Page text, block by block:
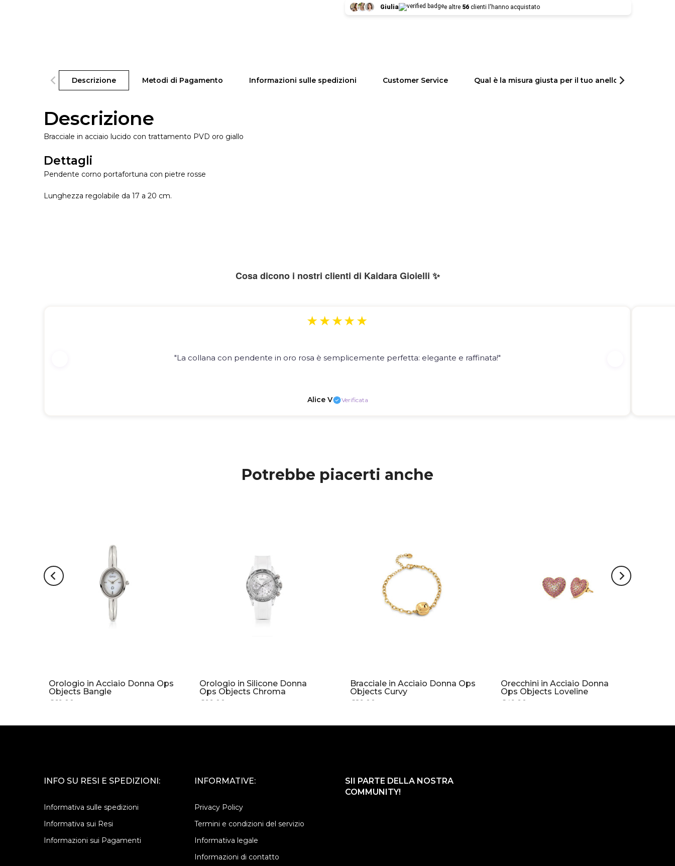
Giulia e altre 56 clienti l'hanno acquistato
Descrizione Metodi di Pagamento Informazioni sulle spedizioni Customer Service Qual è la misura giusta per il tuo anello?
Descrizione
Bracciale in acciaio lucido con trattamento PVD oro giallo
Dettagli
Pendente corno portafortuna con pietre rosse
Lunghezza regolabile da 17 a 20 cm.
Cosa dicono i nostri clienti di Kaidara Gioielli ✨
★★★★★
"La collana con pendente in oro rosa è semplicemente perfetta: elegante e raffinata!"
Alice V Verificata
Potrebbe piacerti anche
Orologio in Acciaio Donna Ops
Objects Bangle
€69.00
Orologio in Silicone Donna
Ops Objects Chroma
€99.00
Bracciale in Acciaio Donna Ops
Objects Curvy
€29.00
Orecchini in Acciaio Donna
Ops Objects Loveline
€49.00
INFO SU RESI E SPEDIZIONI:
Informativa sulle spedizioni
Informativa sui Resi
Informazioni sui Pagamenti
INFORMATIVE:
Privacy Policy
Termini e condizioni del servizio
Informativa legale
Informazioni di contatto
SII PARTE DELLA NOSTRA
COMMUNITY!